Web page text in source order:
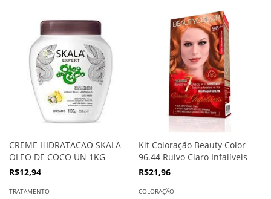
CREME HIDRATACAO SKALA
OLEO DE COCO UN 1KG
R$12,94
TRATAMENTO
Kit Coloração Beauty Color
96.44 Ruivo Claro Infalíveis
R$21,96
COLORAÇÃO